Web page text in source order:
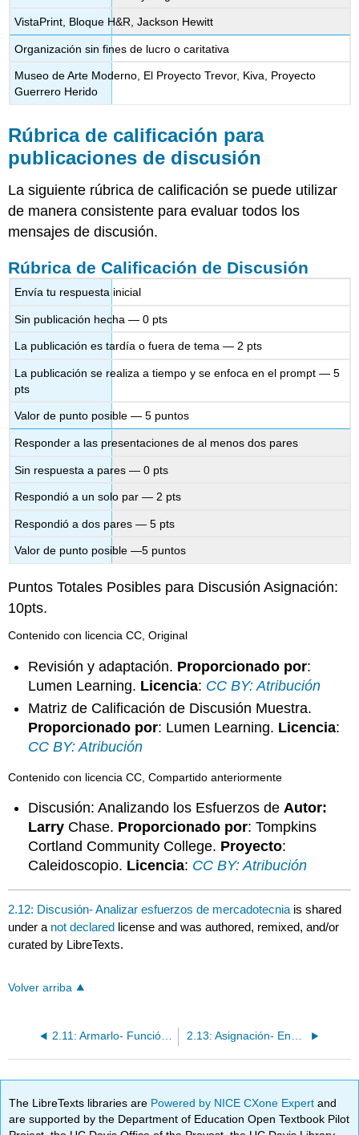
VistaPrint, Bloque H&R, Jackson Hewitt
Organización sin fines de lucro o caritativa
Museo de Arte Moderno, El Proyecto Trevor, Kiva, Proyecto
Guerrero Herido
Rúbrica de calificación para
publicaciones de discusión
La siguiente rúbrica de calificación se puede utilizar
de manera consistente para evaluar todos los
mensajes de discusión.
Rúbrica de Calificación de Discusión
Envía tu respuesta inicial
Sin publicación hecha — 0 pts
La publicación es tardía o fuera de tema — 2 pts
La publicación se realiza a tiempo y se enfoca en el prompt — 5
pts
Valor de punto posible — 5 puntos
Responder a las presentaciones de al menos dos pares
Sin respuesta a pares — 0 pts
Respondió a un solo par — 2 pts
Respondió a dos pares — 5 pts
Valor de punto posible —5 puntos
Puntos Totales Posibles para Discusión Asignación:
10pts.
Contenido con licencia CC, Original
Revisión y adaptación. Proporcionado por:
Lumen Learning. Licencia: CC BY: Atribución
Matriz de Calificación de Discusión Muestra.
Proporcionado por: Lumen Learning. Licencia:
CC BY: Atribución
Contenido con licencia CC, Compartido anteriormente
Discusión: Analizando los Esfuerzos deAutor:
Larry Chase. Proporcionado por: Tompkins
Cortland Community College. Proyecto:
Caleidoscopio. Licencia: CC BY: Atribución
2.12: Discusión- Analizar esfuerzos de mercadotecnia is shared
under a not declared license and was authored, remixed, and/or
curated by LibreTexts.
Volver arriba
2.11: Armarlo- Función de Mercadotecnia 2.13: Asignación- Enviar plantilla de plan de mercadotecnia
The LibreTexts libraries are Powered by NICE CXone Expertand
are supported by the Department of Education Open Textbook Pilot